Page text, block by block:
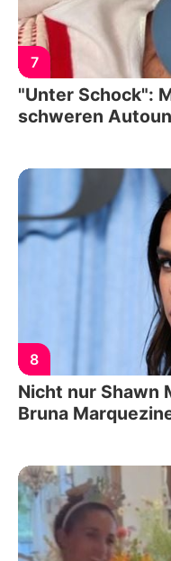
7
"Unter Schock":
schweren
8
Nicht nur Shawn
Bruna